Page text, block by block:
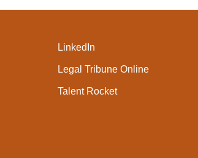
LinkedIn
Legal Tribune Online
Talent Rocket